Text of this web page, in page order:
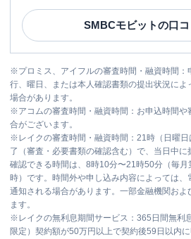
SMBCモビットの口
※プロミス、アイフルの審査時間・融資時間
行、曜日、または本人確認書類の提出状況に
場合があります。
※アコムの審査時間・融資時間：お申込時間
合がございます。
※ レイクの審査時間・融資時間：21時（日曜
了（審査・必要書類の確認含む）で、当日中
確認できる時間は、8時10分〜21時50分（毎
時）です。時間外や申し込み内容によっては
通知される場合があります。一部金融機関およ
ます。
※ レイクの無利息期間サービス：365日間無利
限定）契約額が50万円以上で契約後59日以内